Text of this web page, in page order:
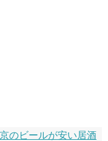
のビールが安い居酒